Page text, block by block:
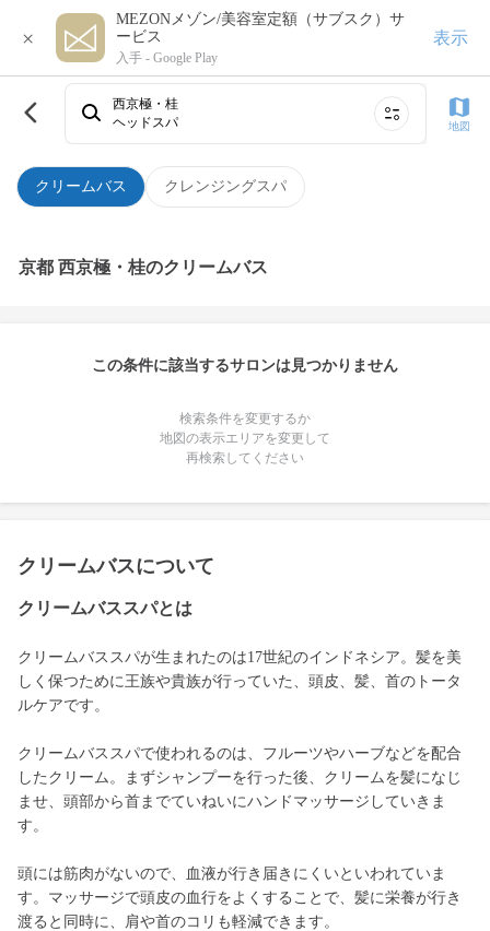
×
MEZONメゾン/美容室定額（サブスク）サ
ービス
入手 - Google Play
表示
クリームバス クレンジングスパ
西京極・桂
ヘッドスパ
地図
京都 西京極・桂のクリームバス
この条件に該当するサロンは見つかりません
検索条件を変更するか
地図の表示エリアを変更して
再検索してください
クリームバスについて
クリームバススパとは
クリームバススパが生まれたのは17世紀のインドネシア。髪を美
しく保つために王族や貴族が行っていた、頭皮、髪、首のトータ
ルケアです。
クリームバススパで使われるのは、フルーツやハーブなどを配合
したクリーム。まずシャンプーを行った後、クリームを髪になじ
ませ、頭部から首までていねいにハンドマッサージしていきま
す。
頭には筋肉がないので、血液が行き届きにくいといわれていま
す。マッサージで頭皮の血行をよくすることで、髪に栄養が行き
渡ると同時に、肩や首のコリも軽減できます。